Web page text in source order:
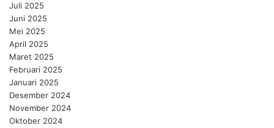
Juli 2025
Juni 2025
Mei 2025
April 2025
Maret 2025
Februari 2025
Januari 2025
Desember 2024
November 2024
Oktober 2024